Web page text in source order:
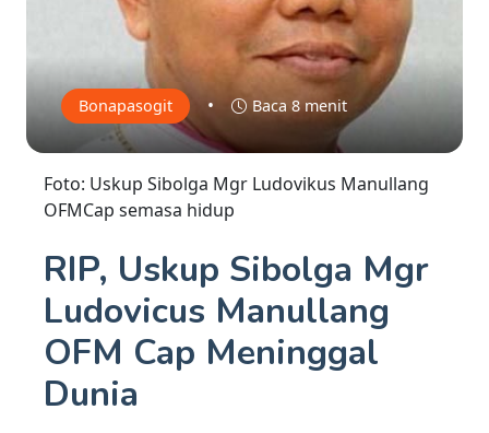
Bonapasogit • Baca 8 menit
Foto: Uskup Sibolga Mgr Ludovikus Manullang
OFMCap semasa hidup
RIP, Uskup Sibolga Mgr
Ludovicus Manullang
OFM Cap Meninggal
Dunia